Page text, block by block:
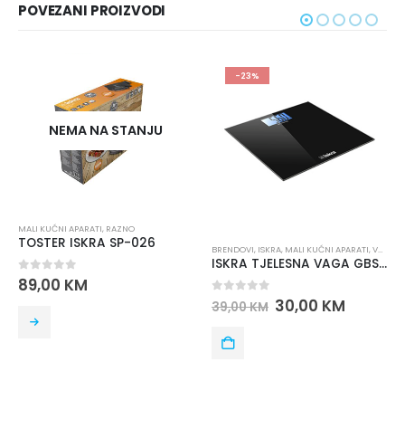
POVEZANI PROIZVODI
NEMA NA STANJU
MALI KUĆNI APARATI, RAZNO
TOSTER ISKRA SP-026
0out of 5
89,00 KM
-23%
BRENDOVI, ISKRA, MALI KUĆNI APARATI,VAGE
ISKRA TJELESNA VAGA GBS1501-BL
0 out of 5
39,00KM 30,00 KM